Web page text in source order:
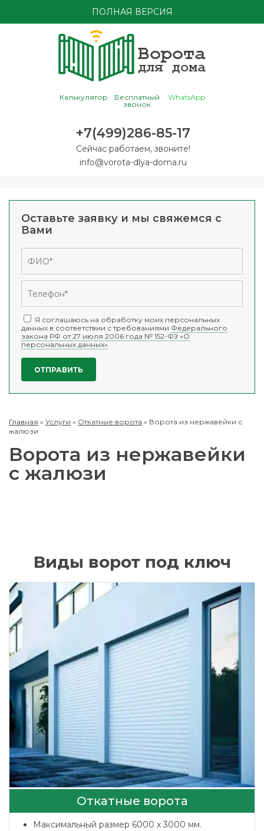
ПОЛНАЯ ВЕРСИЯ
Калькулятор
Бесплатный
звонок
WhatsApp
+7(499)286-85-17
Сейчас работаем, звоните!
info@vorota-dlya-doma.ru
Оставьте заявку и мы свяжемся с
Вами
Я соглашаюсь на обработку моих персональных
данных в соответствии с требованиями Федерального
закона РФ от 27 июля 2006 года № 152-ФЗ «О
персональных данных».
Главная » Услуги » Откатные ворота » Ворота из нержавейки с
жалюзи
Ворота из нержавейки
с жалюзи
Виды ворот под ключ
Откатные ворота
Максимальный размер 6000 x 3000 мм.